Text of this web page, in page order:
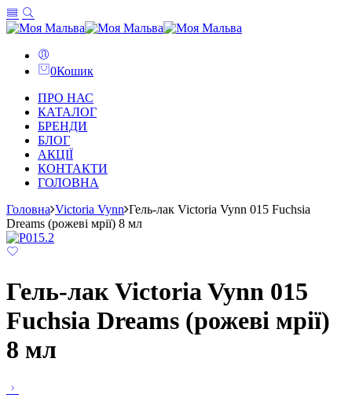
0Кошик
ПРО НАС
КАТАЛОГ
БРЕНДИ
БЛОГ
АКЦІЇ
КОНТАКТИ
ГОЛОВНА
Головна Victoria Vynn Гель-лак Victoria Vynn 015 Fuchsia
Dreams (рожеві мрії) 8 мл
Гель-лак Victoria Vynn 015
Fuchsia Dreams (рожеві мрії)
8 мл